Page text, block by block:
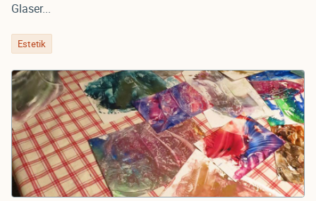
Glaser...
Estetik